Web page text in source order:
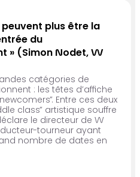
peuvent plus être la
du
» (Simon Nodet, W
catégories de
: les têtes d’affiche
Entre ces deux
class” artistique souffre
le directeur de W
tourneur ayant
nombre de dates en